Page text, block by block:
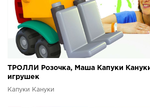
ТРОЛЛИ Розочка, Маша Капуки
игрушек
Капуки Кануки